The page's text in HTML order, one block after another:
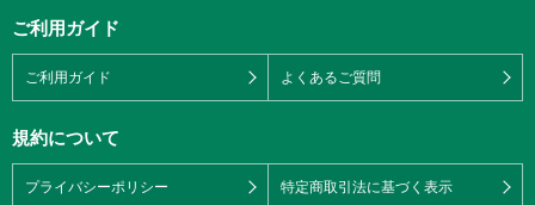
ご利用ガイド
ご利用ガイド よくあるご質問
規約について
プライバシーポリシー 特定商取引法に基づく表示